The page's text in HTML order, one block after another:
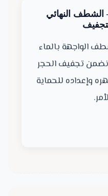
4 — الشطف النهائي
الواجهة بالماء
نضمن تجفيف الحجر
وإعداده للحماية